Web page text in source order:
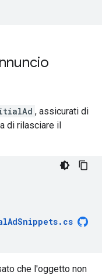
, assicurati di
di rilasciare il
. cs
che l'oggetto non